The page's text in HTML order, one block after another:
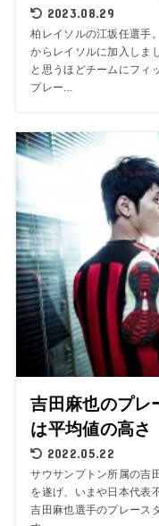
2023.08.29
柏レイソルの江坂任選手
からレイソルに加入しま
と思うほどチームにフィ
プレー...
吉田麻也のプレ
は平均値の高さ
2022.05.22
サウサンプトン所属の吉
を遂げ、いまや日本代表
吉田麻也選手のプレース